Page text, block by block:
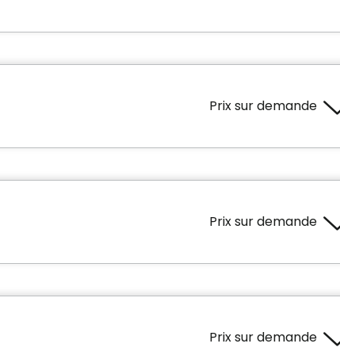
rangement
Électricité / Chauffage
Entretien ménager
Prix sur demande
Prix sur demande
Prix sur demande